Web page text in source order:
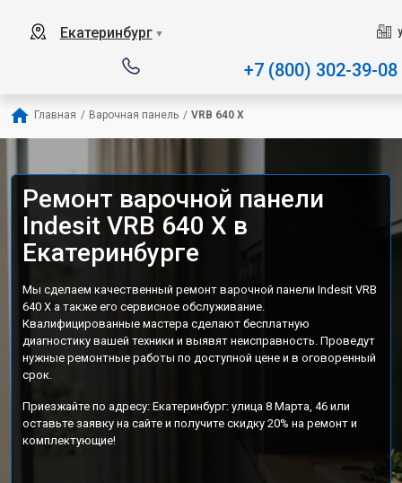
Екатеринбург ▼
+7 (800) 302-39-08
Главная / Варочная панель / VRB 640 X
Ремонт варочной панели
Indesit VRB 640 X в
Екатеринбурге
Мы сделаем качественный ремонт варочной панели Indesit VRB
640 X а также его сервисное обслуживание.
Квалифицированные мастера сделают бесплатную
диагностику вашей техники и выявят неисправность. Проведут
нужные ремонтные работы по доступной цене и в оговоренный
срок.
Приезжайте по адресу: Екатеринбург: улица 8 Марта, 46 или
оставьте заявку на сайте и получите скидку 20% на ремонт и
комплектующие!